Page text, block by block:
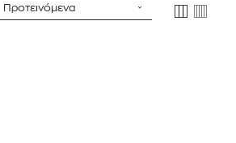
Longchamp Le Pliage
Προτεινόμενα